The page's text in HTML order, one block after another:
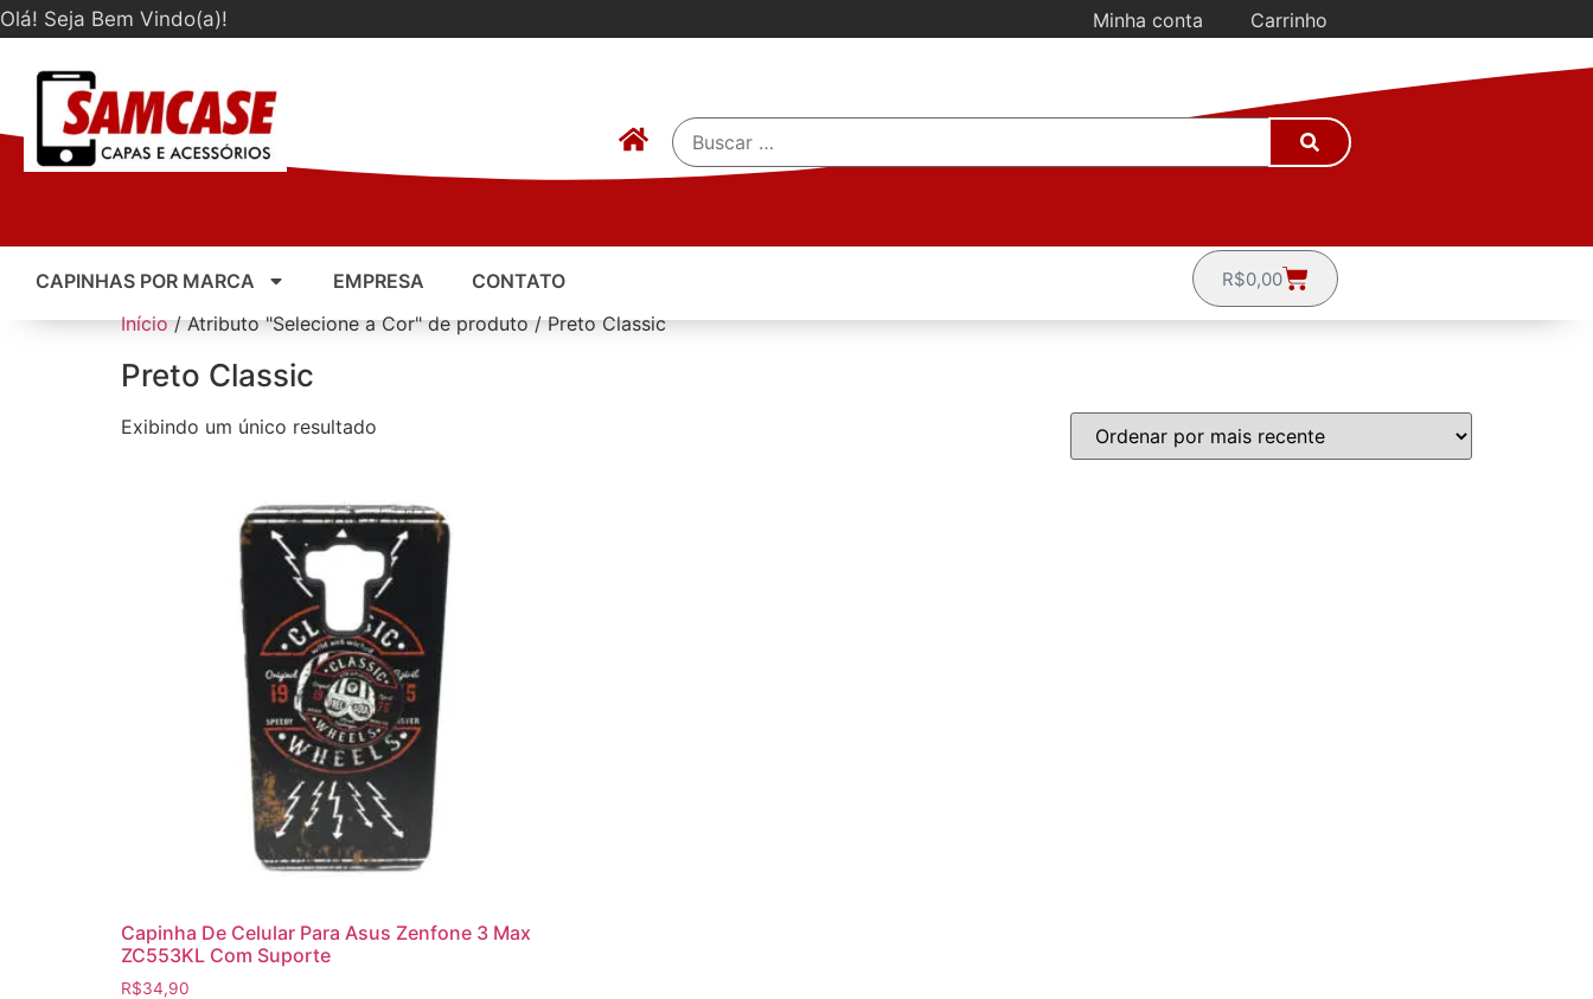
Olá! Seja Bem Vindo(a)! Minha conta Carrinho
CAPINHAS POR MARCA EMPRESA CONTATO R$0,00
Início/ Atributo "Selecione a Cor" de produto / Preto Classic
Preto Classic
Exibindo um único resultado
Capinha De Celular Para Asus Zenfone 3 Max
ZC553KL Com Suporte
R$34,90